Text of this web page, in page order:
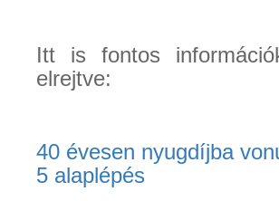
Itt is fontos
elrejtve:
40 évesen nyugdíjba
5 alaplépés